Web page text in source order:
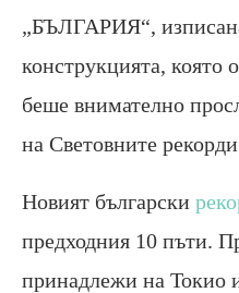
„БЪЛГАРИЯ“,
конструкцията, която
беше внимателно
на Световните
Новият български
предходния 10 пъти.
принадлежи на Токио